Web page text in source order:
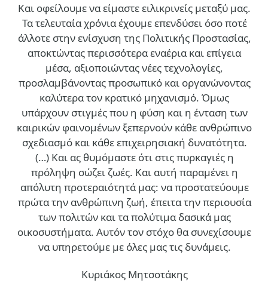
Και οφείλουμε να είμαστε ειλικρινείς μεταξύ μας.
Τα τελευταία χρόνια έχουμε επενδύσει όσο ποτέ
άλλοτε στην ενίσχυση της Πολιτικής Προστασίας,
αποκτώντας περισσότερα εναέρια και επίγεια
μέσα, αξιοποιώντας νέες τεχνολογίες,
προσλαμβάνοντας προσωπικό και οργανώνοντας
καλύτερα τον κρατικό μηχανισμό. Όμως
υπάρχουν στιγμές που η φύση και η ένταση των
καιρικών φαινομένων ξεπερνούν κάθε ανθρώπινο
σχεδιασμό και κάθε επιχειρησιακή δυνατότητα.
(…) Και ας θυμόμαστε ότι στις πυρκαγιές η
πρόληψη σώζει ζωές. Και αυτή παραμένει η
απόλυτη προτεραιότητά μας: να προστατεύουμε
πρώτα την ανθρώπινη ζωή, έπειτα την περιουσία
των πολιτών και τα πολύτιμα δασικά μας
οικοσυστήματα. Αυτόν τον στόχο θα συνεχίσουμε
να υπηρετούμε με όλες μας τις δυνάμεις.
Κυριάκος Μητσοτάκης